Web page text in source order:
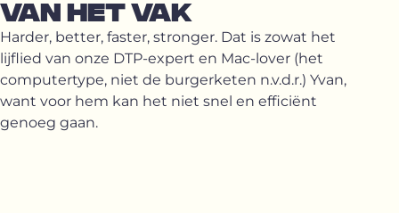
VAN HET VAK
Harder, better, faster, stronger. Dat is zowat het
lijflied van onze DTP-expert en Mac-lover (het
computertype, niet de burgerketen n.v.d.r.) Yvan,
want voor hem kan het niet snel en efficiënt
genoeg gaan.